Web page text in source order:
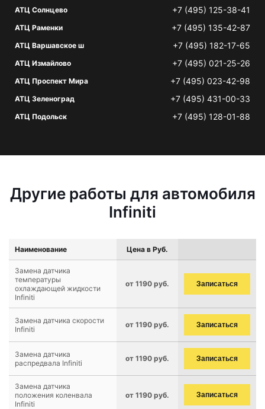
АТЦ Солнцево +7 (495) 125-38-41
АТЦ Раменки +7 (495) 135-42-87
АТЦ Варшавское ш +7 (495) 182-17-65
АТЦ Измайлово +7 (495) 021-25-26
АТЦ Проспект Мира +7 (495) 023-42-98
АТЦ Зеленоград +7 (495) 431-00-33
АТЦ Подольск +7 (495) 128-01-88
Другие работы для автомобиля
Infiniti
Наименование Цена в Руб.
Замена датчика
температуры
охлаждающей жидкости
Infiniti
от 1190 руб. Записаться
Замена датчика скорости
Infiniti
от 1190 руб. Записаться
Замена датчика
распредвала Infiniti
от 1190 руб. Записаться
Замена датчика
положения коленвала
Infiniti
от 1190 руб. Записаться